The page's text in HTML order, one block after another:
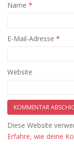
Name *
E-Mail-Adresse *
Website
Diese Website
Erfahre, wie deine